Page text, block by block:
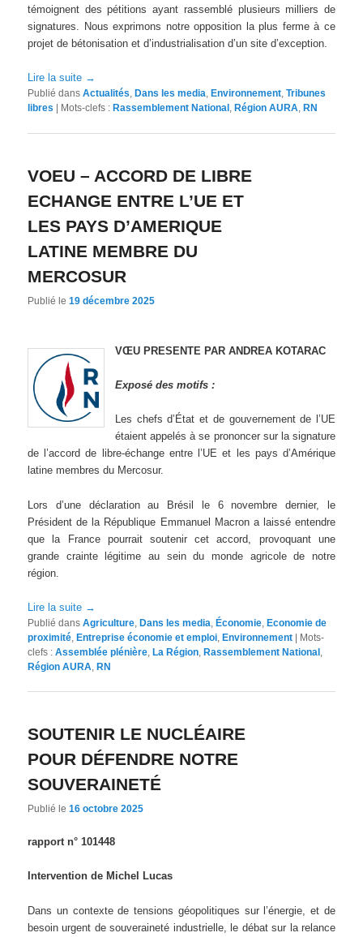
témoignent des pétitions ayant rassemblé plusieurs milliers de
signatures. Nous exprimons notre opposition la plus ferme à ce
projet de bétonisation et d’industrialisation d’un site d’exception.
Lire la suite →
Publié dans Actualités, Dans les media, Environnement,Tribunes
libres
Mots-clefs : Rassemblement National , Région AURA, RN
VOEU – ACCORD DE LIBRE
ECHANGE ENTRE L’UE ET
LES PAYS D’AMERIQUE
LATINE MEMBRE DU
MERCOSUR
Publié le19 décembre 2025
VŒU PRESENTE PAR ANDREA KOTARAC
Exposé des motifs :
Les chefs d’État et de gouvernement de l’UE
étaient appelés à se prononcer sur la signature
de l’accord de libre-échange entre l’UE et les pays d’Amérique
latine membres du Mercosur.
Lors d’une déclaration au Brésil le 6 novembre dernier, le
Président de la République Emmanuel Macron a laissé entendre
que la France pourrait soutenir cet accord, provoquant une
grande crainte légitime au sein du monde agricole de notre
région.
Lire la suite →
Publié dans Agriculture ,Dans les media ,Économie ,Economie de
proximité ,Entreprise économie et emploi ,Environnement | Mots-
clefs : Assemblée plénière ,La Région ,Rassemblement National
Région AURA ,RN
SOUTENIR LE NUCLÉAIRE
POUR DÉFENDRE NOTRE
SOUVERAINETÉ
Publié le16 octobre 2025
rapport n° 101448
Intervention de Michel Lucas
Dans un contexte de tensions géopolitiques sur l’énergie, et de
besoin urgent de souveraineté industrielle, le débat sur la relance